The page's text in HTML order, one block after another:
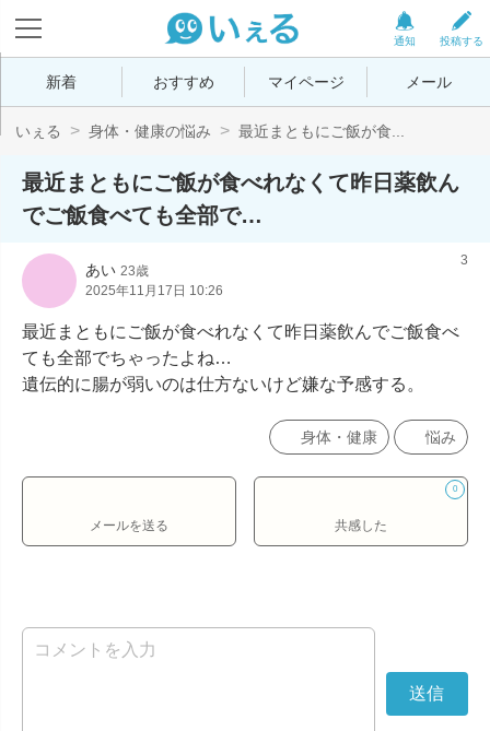
投稿する
通知
新着 おすすめ マイページ メール
いぇる 身体・健康の悩み 最近まともにご飯が食...
最近まともにご飯が食べれなくて昨日薬飲ん
でご飯食べても全部で…
あい 23歳
2025年11月17日 10:26
3
最近まともにご飯が食べれなくて昨日薬飲んでご飯食べ
ても全部でちゃったよね…
遺伝的に腸が弱いのは仕方ないけど嫌な予感する。
身体・健康 悩み
メールを送る
0
共感した